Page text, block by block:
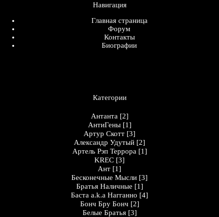
Навигация
Главная страница
Форум
Контакты
Биографии
Категории
Антанта [2]
АнтиГены [1]
Артур Скотт [3]
Александр Удутый [2]
Артель Рэп Террора [1]
KREC [3]
Ант [1]
Бесконечные Мысли [3]
Братья Наличные [1]
Баста a.k.a Нагганно [4]
Бонч Бру Бонч [2]
Белые Братья [3]